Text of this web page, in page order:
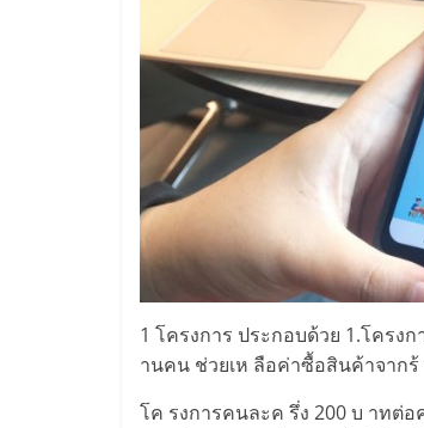
1 โครงการ ประกอบด้วย 1.โครง
านคน ช่วยเห ลือค่าซื้อสินค้าจาก
โค รงการคนละค รึ่ง 200 บ าทต่อ